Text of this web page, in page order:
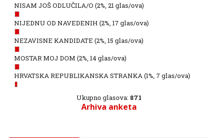
NISAM JOŠ ODLUČILA/O (2%, 21 glas/ova)
NIJEDNU OD NAVEDENIH (2%, 17 glas/ova)
NEZAVISNE KANDIDATE (2%, 15 glas/ova)
MOSTAR MOJ DOM (2%, 14 glas/ova)
HRVATSKA REPUBLIKANSKA STRANKA(1%, 7 glas/ova)
Ukupno glasova: 871
Arhiva anketa